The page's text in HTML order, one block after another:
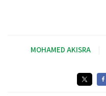
MOHAMED AKISRA